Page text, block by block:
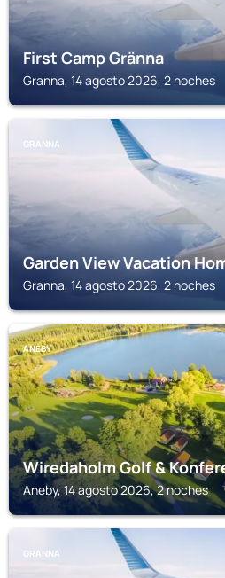
First Camp Gränna
Granna, 14 agosto 2026, 2 noches
GRANNA
Garden View Vacation
Granna, 14 agosto 2026, 2 noches
ANEBY
Wiredaholm Golf &
Aneby, 14 agosto 2026, 2 noches
GRANNA